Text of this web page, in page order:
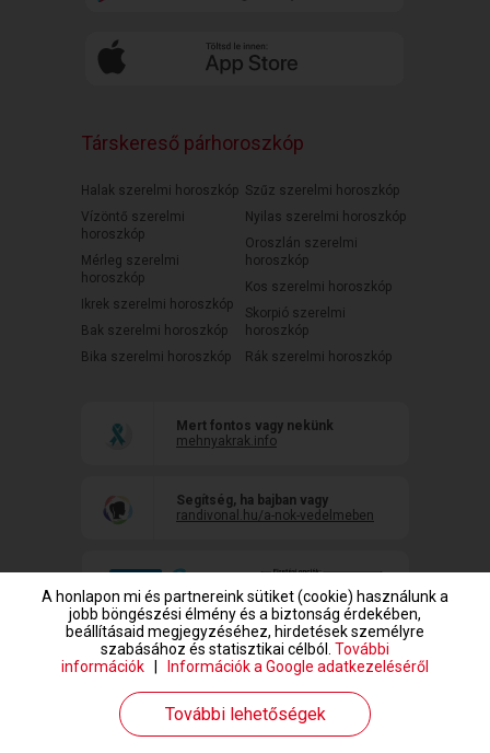
Társkereső párhoroszkóp
Halak szerelmi horoszkóp
Vízöntő szerelmi
horoszkóp
Mérleg szerelmi
horoszkóp
Ikrek szerelmi horoszkóp
Bak szerelmi horoszkóp
Bika szerelmi horoszkóp
Szűz szerelmi horoszkóp
Nyilas szerelmi horoszkóp
Oroszlán szerelmi
horoszkóp
Kos szerelmi horoszkóp
Skorpió szerelmi
horoszkóp
Rák szerelmi horoszkóp
Mert fontos vagy nekünk
mehnyakrak.info
Segítség, ha bajban vagy
randivonal.hu/a-nok-vedelmeben
www.randivonal.hu © Copyright 1999-2026 Dating Central Europe Zrt.
A honlapon mi és partnereink sütiket (cookie) használunk a
jobb böngészési élmény és a biztonság érdekében,
beállításaid megjegyzéséhez, hirdetések személyre
szabásához és statisztikai célból. További
információk
Információk a Google adatkezeléséről
További lehetőségek